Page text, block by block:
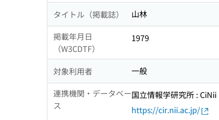
タイトル（掲載誌）
山林
掲載年月日
（W3CDTF）
1979
対象利用者
一般
連携機関・データベー
ス
国立情報学研究所 : CiNii
https://cir.nii.ac.jp/